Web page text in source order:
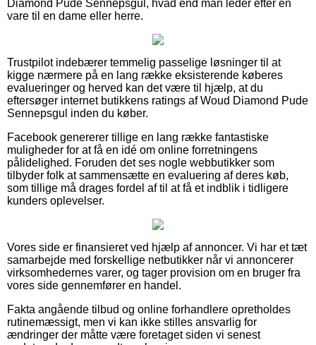
Diamond Pude Sennepsgul, hvad end man leder efter en
vare til en dame eller herre.
Trustpilot indebærer temmelig passelige løsninger til at
kigge nærmere på en lang række eksisterende køberes
evalueringer og herved kan det være til hjælp, at du
eftersøger internet butikkens ratings af Woud Diamond Pude
Sennepsgul inden du køber.
Facebook genererer tillige en lang række fantastiske
muligheder for at få en idé om online forretningens
pålidelighed. Foruden det ses nogle webbutikker som
tilbyder folk at sammensætte en evaluering af deres køb,
som tillige må drages fordel af til at få et indblik i tidligere
kunders oplevelser.
Vores side er finansieret ved hjælp af annoncer. Vi har et tæt
samarbejde med forskellige netbutikker når vi annoncerer
virksomhedernes varer, og tager provision om en bruger fra
vores side gennemfører en handel.
Fakta angående tilbud og online forhandlere opretholdes
rutinemæssigt, men vi kan ikke stilles ansvarlig for
ændringer der måtte være foretaget siden vi senest